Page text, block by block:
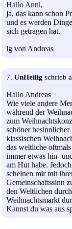
Hallo Anni,
ja, das kann schon
und es werden
sich getragen hat.
lg von Andreas
7. UnHeilig schrieb
Hallo Andreas
Wie viele andere
während der
zum
schöner
klassischen
das weltliche
immer etwas hin-
am Hut habe.
scheinen mir mit
Gemeinschaftssinn
den Weltlichen
Weihnachtsmarkt
Kannst du was aus